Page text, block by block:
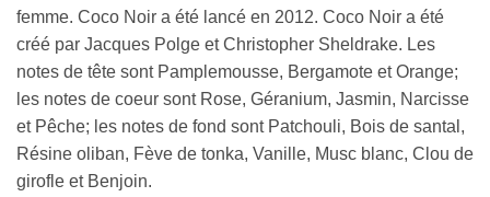
femme. Coco Noir a été lancé en 2012. Coco Noir a été
créé par Jacques Polge et Christopher Sheldrake. Les
notes de tête sont Pamplemousse, Bergamote et Orange;
les notes de coeur sont Rose, Géranium, Jasmin, Narcisse
et Pêche; les notes de fond sont Patchouli, Bois de santal,
Résine oliban, Fève de tonka, Vanille, Musc blanc, Clou de
girofle et Benjoin.